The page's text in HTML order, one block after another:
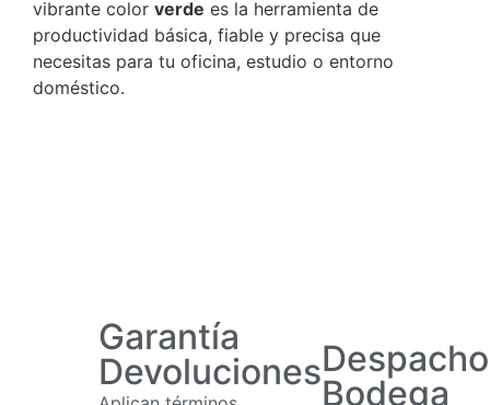
vibrante color verde es la herramienta de
productividad básica, fiable y precisa que
necesitas para tu oficina, estudio o entorno
doméstico.
Garantía
Devoluciones
Bodega